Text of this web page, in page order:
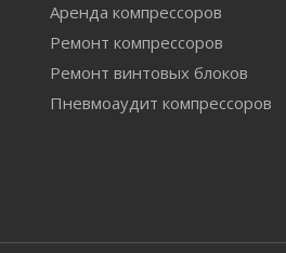
Аренда компрессоров
Ремонт компрессоров
Ремонт винтовых блоков
Пневмоаудит компрессоров